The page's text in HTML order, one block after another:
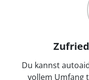
Du kannst
vollem Umfang